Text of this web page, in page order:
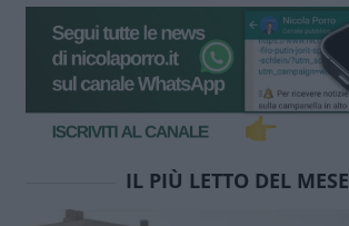
IL PIÙ LETTO DEL MESE